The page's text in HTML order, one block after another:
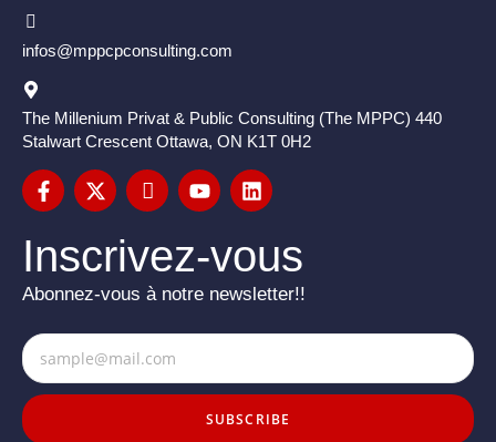
infos@mppcpconsulting.com
The Millenium Privat & Public Consulting (The MPPC) 440
Stalwart Crescent Ottawa, ON K1T 0H2
Inscrivez-vous
Abonnez-vous à notre newsletter!!
SUBSCRIBE